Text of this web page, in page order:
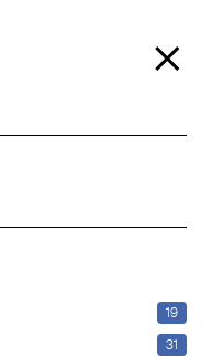
×
19
31
Kipper (1)